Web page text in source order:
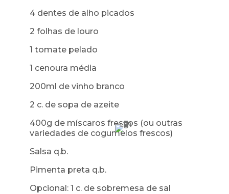
4 dentes de alho picados
2 folhas de louro
1 tomate pelado
1 cenoura média
200ml de vinho branco
2 c. de sopa de azeite
400g de míscaros frescos (ou outras
variedades de cogumelos frescos)
Salsa q.b.
Pimenta preta q.b.
Opcional: 1 c. de sobremesa de sal